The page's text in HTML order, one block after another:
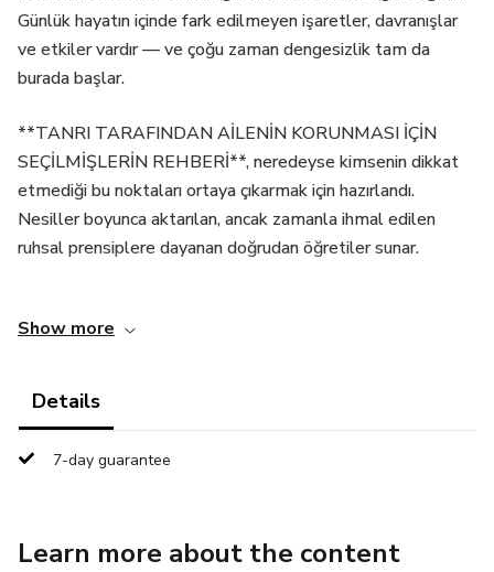
Günlük hayatın içinde fark edilmeyen işaretler, davranışlar
ve etkiler vardır — ve çoğu zaman dengesizlik tam da
burada başlar.
**TANRI TARAFINDAN AİLENİN KORUNMASI İÇİN
SEÇİLMİŞLERİN REHBERİ**, neredeyse kimsenin dikkat
etmediği bu noktaları ortaya çıkarmak için hazırlandı.
Nesiller boyunca aktarılan, ancak zamanla ihmal edilen
ruhsal prensiplere dayanan doğrudan öğretiler sunar.
evinizde farkında olmadan açılan zayıf noktaları nasıl
etkili uygulamaları nasıl hayata geçireceğinizi
Bu sadece sıradan bir içerik değil. Okudukça bakış açınız
hareket etmek olduğunu fark edersiniz.
Show more
Details
7-day guarantee
Learn more about the content